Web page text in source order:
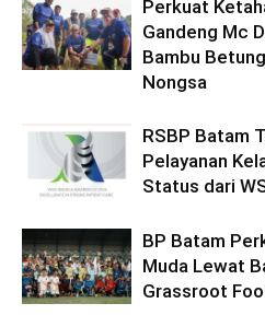
Perkuat
Gandeng Mc
Bambu
Nongsa
RSBP Batam
Pelayanan
Status dari
BP Batam
Muda Lewat
Grassroot